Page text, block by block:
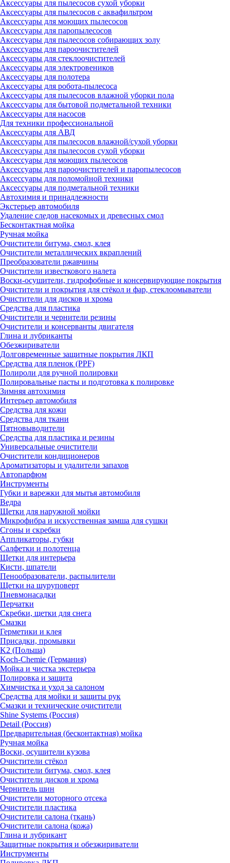
Аксессуары для пылесосов сухой уборки
Аксессуары для пылесосов с аквафильтром
Аксессуары для моющих пылесосов
Аксессуары для паропылесосов
Аксессуары для пылесосов собирающих золу
Аксессуары для пароочистителей
Аксессуары для стеклоочистителей
Аксессуары для электровеников
Аксессуары для полотера
Аксессуары для робота-пылесоса
Аксессуары для пылесосов влажной уборки пола
Аксессуары для бытовой подметальной техники
Аксессуары для насосов
Для техники профессиональной
Аксессуары для АВД
Аксессуары для пылесосов влажной/сухой уборки
Аксессуары для пылесосов сухой уборки
Аксессуары для моющих пылесосов
Аксессуары для пароочистителей и паропылесосов
Аксессуары для поломойной техники
Аксессуары для подметальной техники
Автохимия и принадлежности
Экстерьер автомобиля
Удаление следов насекомых и древесных смол
Бесконтактная мойка
Ручная мойка
Очистители битума, смол, клея
Очистители металлических вкраплений
Преобразователи ржавчины
Очистители известкового налета
Воски-осушители, гидрофобные и консервирующие покрытия
Очистители и покрытия для стёкол и фар, стеклоомыватели
Очистители для дисков и хрома
Средства для пластика
Очистители и чернители резины
Очистители и консерванты двигателя
Глина и лубриканты
Обезжириватели
Долговременные защитные покрытия ЛКП
Средства для пленок (PPF)
Полироли для ручной полировки
Полировальные пасты и подготовка к полировке
Зимняя автохимия
Интерьер автомобиля
Средства для кожи
Средства для ткани
Пятновыводители
Средства для пластика и резины
Универсальные очистители
Очистители кондиционеров
Ароматизаторы и удалители запахов
Автопарфюм
Инструменты
Губки и варежки для мытья автомобиля
Ведра
Щетки для наружной мойки
Микрофибра и искусственная замша для сушки
Сгоны и скребки
Аппликаторы, губки
Салфетки и полотенца
Щетки для интерьера
Кисти, шпатели
Пенообразователи, распылители
Щетки на шуруповерт
Пневмонасадки
Перчатки
Скребки, щетки для снега
Смазки
Герметики и клея
Присадки, промывки
K2 (Польша)
Koch-Chemie (Германия)
Мойка и чистка экстерьера
Полировка и защита
Химчистка и уход за салоном
Средства для мойки и защиты рук
Смазки и технические очистители
Shine Systems (Россия)
Detail (Россия)
Предварительная (бесконтактная) мойка
Ручная мойка
Воски, осушители кузова
Очистители стёкол
Очистители битума, смол, клея
Очистители дисков и хрома
Чернитель шин
Очистители моторного отсека
Очистители пластика
Очистители салона (ткань)
Очистители салона (кожа)
Глина и лубрикант
Защитные покрытия и обезжириватели
Инструменты